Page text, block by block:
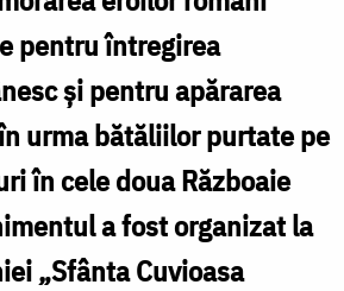
pentru întregirea
şi pentru apărarea
urma bătăliilor purtate pe
în cele doua Războaie
a fost organizat la
„Sfânta Cuvioasa